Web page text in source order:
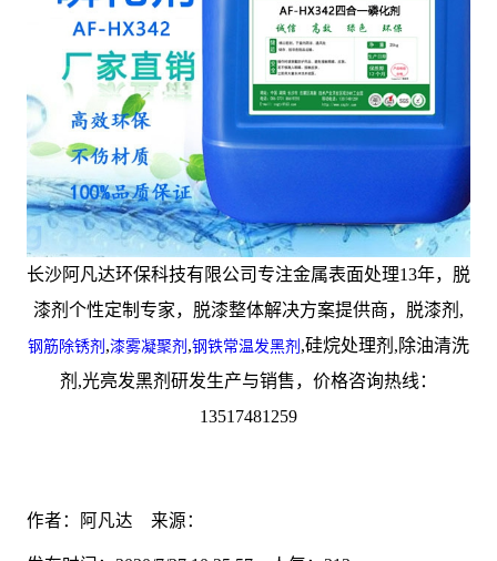
长沙阿凡达环保科技有限公司专注金属表面处理13年，脱
漆剂个性定制专家，脱漆整体解决方案提供商，脱漆剂,
钢筋除锈剂 ,漆雾凝聚剂 ,钢铁常温发黑剂 ,硅烷处理剂,除油清洗
剂,光亮发黑剂研发生产与销售，价格咨询热线：
13517481259
作者：阿凡达 来源：